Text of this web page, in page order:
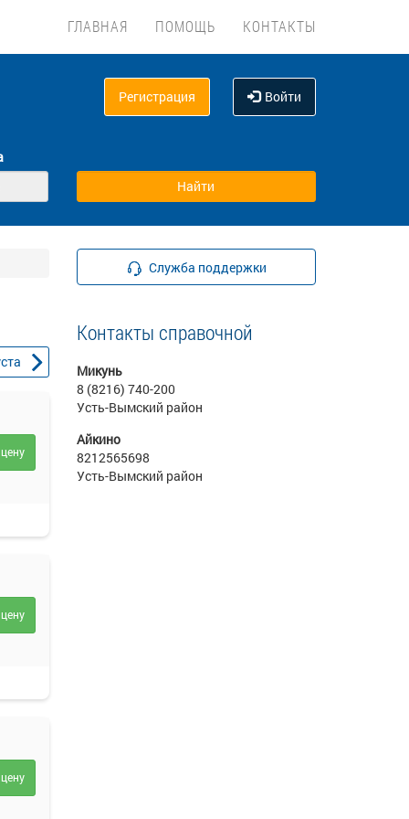
ГЛАВНАЯ ПОМОЩЬ КОНТАКТЫ
Регистрация Войти
Служба поддержки
Контакты справочной
Микунь
8 (8216) 740-200
Усть-Вымский район
Айкино
8212565698
Усть-Вымский район